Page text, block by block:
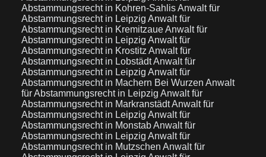
Abstammungsrecht in Kohren-SahlisAnwalt für
Abstammungsrecht in Leipzig Anwalt für
Abstammungsrecht in KremitzaueAnwalt für
Abstammungsrecht in Leipzig Anwalt für
Abstammungsrecht in Krostitz Anwalt für
Abstammungsrecht in LobstädtAnwalt für
Abstammungsrecht in Leipzig Anwalt für
Abstammungsrecht in Machern Bei Wurzen Anwalt
für Abstammungsrecht in Leipzig Anwalt für
Abstammungsrecht in MarkranstädtAnwalt für
Abstammungsrecht in Leipzig Anwalt für
Abstammungsrecht in MonstabAnwalt für
Abstammungsrecht in Leipzig Anwalt für
Abstammungsrecht in Mutzschen Anwalt für